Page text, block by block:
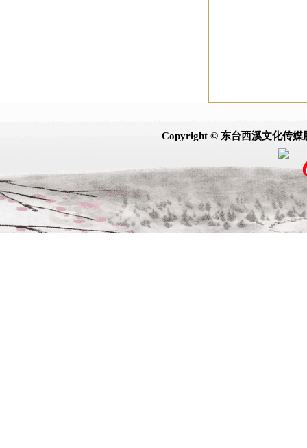
Copyright © 东台西溪文化传媒